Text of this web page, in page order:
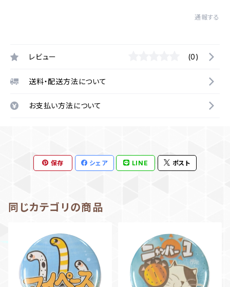
通報する
レビュー (0)
送料・配送方法について
お支払い方法について
保存 シェア LINE ポスト
同じカテゴリの商品